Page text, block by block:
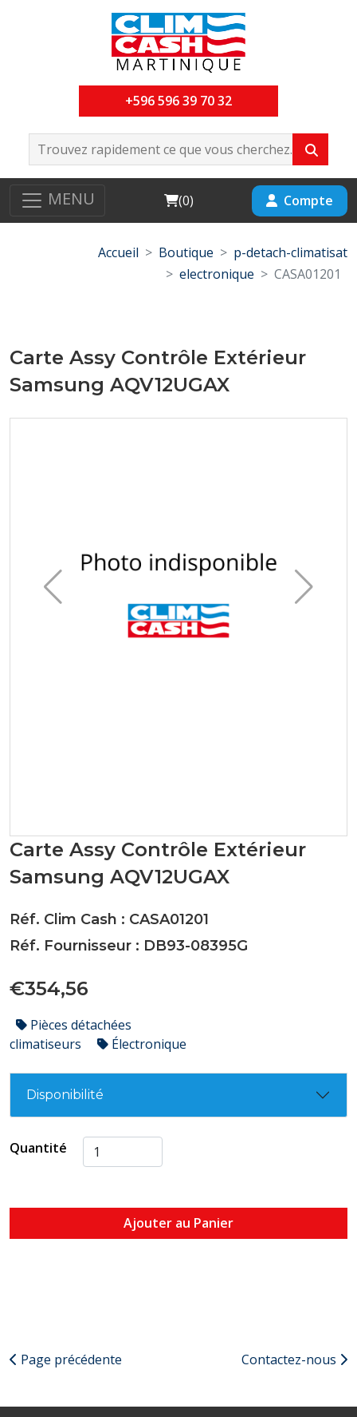
+596 596 39 70 32
MENU Cart
(0) Compte
Accueil Boutique
p-detach-climatisat
electronique
CASA01201
Carte Assy Contrôle Extérieur
Samsung AQV12UGAX
Carte Assy Contrôle Extérieur
Samsung AQV12UGAX
Réf. Clim Cash : CASA01201
Réf. Fournisseur : DB93-08395G
€354,56
Pièces détachées
climatiseurs
Électronique
Disponibilité
Quantité
Ajouter au Panier
Page précédente Contactez-nous